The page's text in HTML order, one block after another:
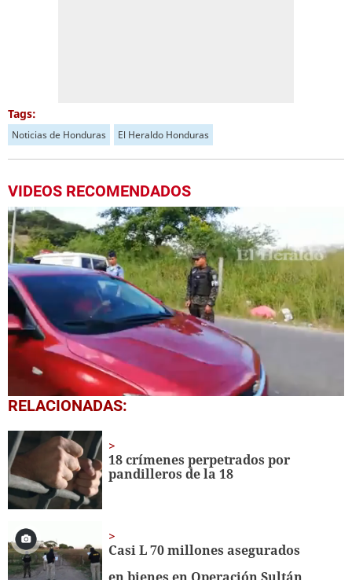
Tags:
Noticias de Honduras El Heraldo Honduras
VIDEOS RECOMENDADOS
0
seconds
minute,
5
seconds
RELACIONADAS:
18 crímenes perpetrados por
pandilleros de la 18
Casi L 70 millones asegurados
en bienes en Operación Sultán